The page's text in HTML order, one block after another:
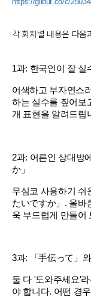
각 회차별 내용은 다음
1과: 한국인이 잘 실
어색하고 부자연스
하는 실수를 짚어보
개 표현을 알려드립
2과: 어른인 상대방
か」
무심코 사용하기 쉬
たいですか」. 올바
욱 부드럽게 만들어
3과: 「手伝って」
둘 다 '도와주세요'
야 합니다. 어떤 경